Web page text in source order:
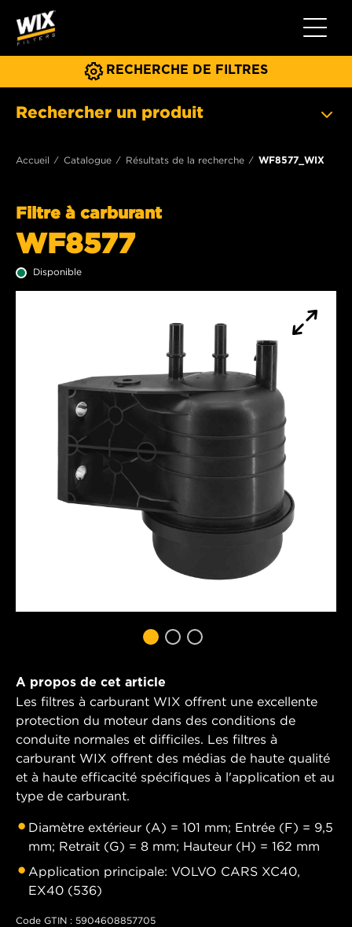
Toggle
RECHERCHE DE FILTRES
Rechercher un produit
Accueil Catalogue Résultats de la recherche WF8577_WIX
Filtre à carburant
WF8577
Disponible
A propos de cet article
Les filtres à carburant WIX offrent une excellente
protection du moteur dans des conditions de
conduite normales et difficiles. Les filtres à
carburant WIX offrent des médias de haute qualité
et à haute efficacité spécifiques à l'application et au
type de carburant.
Diamètre extérieur (A) = 101 mm; Entrée (F) = 9,5
mm; Retrait (G) = 8 mm; Hauteur (H) = 162 mm
Application principale: VOLVO CARS XC40,
EX40 (536)
Code GTIN : 5904608857705